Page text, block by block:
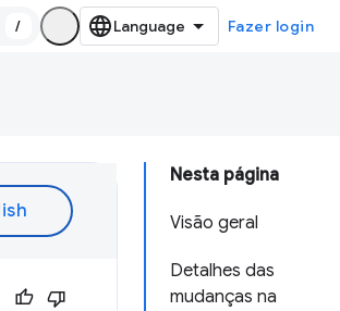
/ Fazer login
Nesta página
Visão geral
Detalhes das
mudanças na